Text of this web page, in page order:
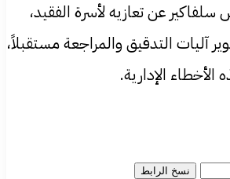
عن تعازيه لأسرة الفقيد،
آليات التدقيق والمراجعة مستقبلاً،
الأخطاء الإدارية.
نسخ الرابط